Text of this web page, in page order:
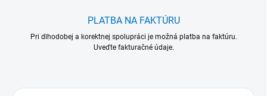
PLATBA NA FAKTÚRU
Pri dlhodobej a korektnej spolupráci je možná platba na faktúru.
Uveďte fakturačné údaje.